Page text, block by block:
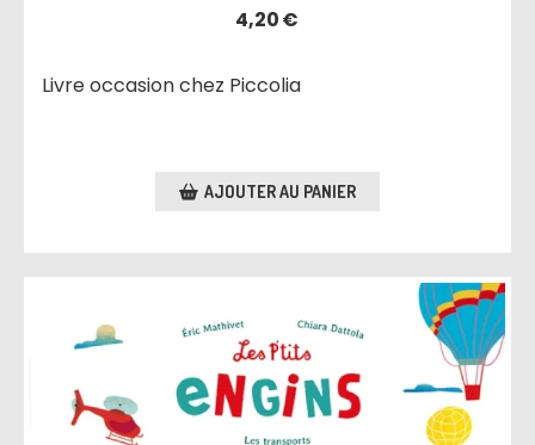
4,20€
Livre occasion chez Piccolia
AJOUTER AU PANIER